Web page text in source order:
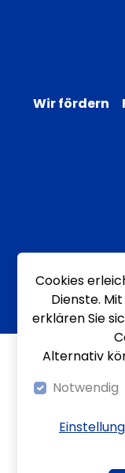
Wir fördern
Cookies
Dienste.
erklären Sie
Alternativ
Notwendig